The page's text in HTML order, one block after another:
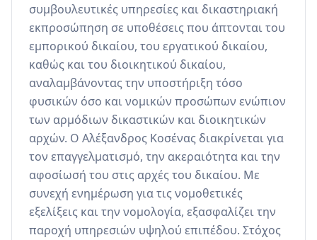
συμβουλευτικές υπηρεσίες και δικαστηριακή
εκπροσώπηση σε υποθέσεις που άπτονται του
εμπορικού δικαίου, του εργατικού δικαίου,
καθώς και του διοικητικού δικαίου,
αναλαμβάνοντας την υποστήριξη τόσο
φυσικών όσο και νομικών προσώπων ενώπιον
των αρμόδιων δικαστικών και διοικητικών
αρχών. Ο Αλέξανδρος Κοσένας διακρίνεται για
τον επαγγελματισμό, την ακεραιότητα και την
αφοσίωσή του στις αρχές του δικαίου. Με
συνεχή ενημέρωση για τις νομοθετικές
εξελίξεις και την νομολογία, εξασφαλίζει την
παροχή υπηρεσιών υψηλού επιπέδου. Στόχος